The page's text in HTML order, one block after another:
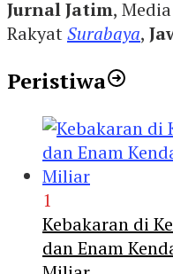
Jurnal Jatim,
RakyatSurabaya,
Peristiwa
1
Kebakaran di
dan Enam